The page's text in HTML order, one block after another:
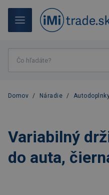
Domov / Náradie /
Variabilný
do auta,